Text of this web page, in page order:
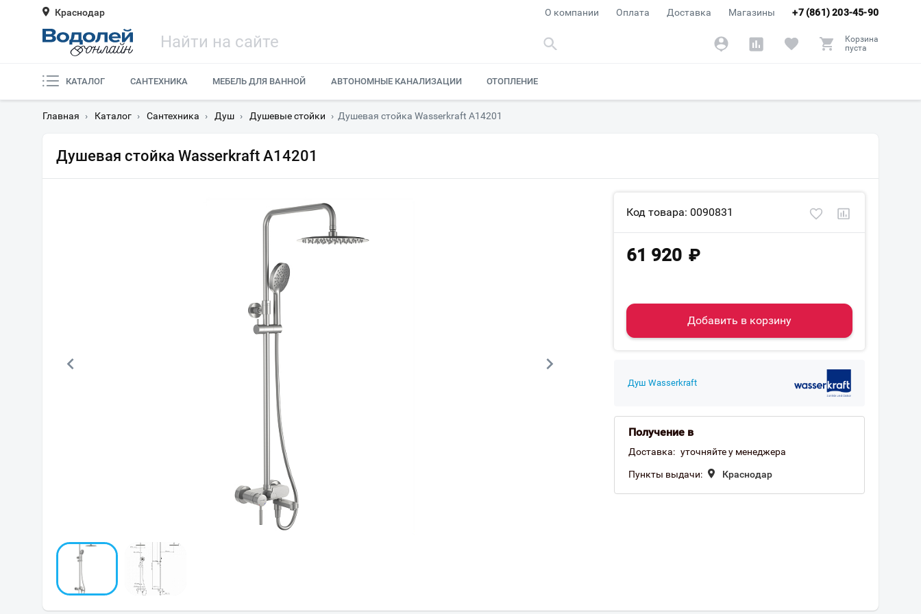
Краснодар +7 (861) 203-45-90
О компании Оплата Доставка Магазины
Корзина
пуста
КАТАЛОГ САНТЕХНИКА МЕБЕЛЬ ДЛЯ ВАННОЙ АВТОНОМНЫЕ КАНАЛИЗАЦИИ ОТОПЛЕНИЕ
Главная › Каталог › Сантехника › Душ › Душевые стойки › Душевая стойка Wasserkraft A14201
Душевая стойка Wasserkraft A14201
Код товара: 0090831
61 920 ₽
Добавить в корзину
Душ Wasserkraft
Получение в
Доставка: уточняйте у менеджера
Пункты выдачи: Краснодар